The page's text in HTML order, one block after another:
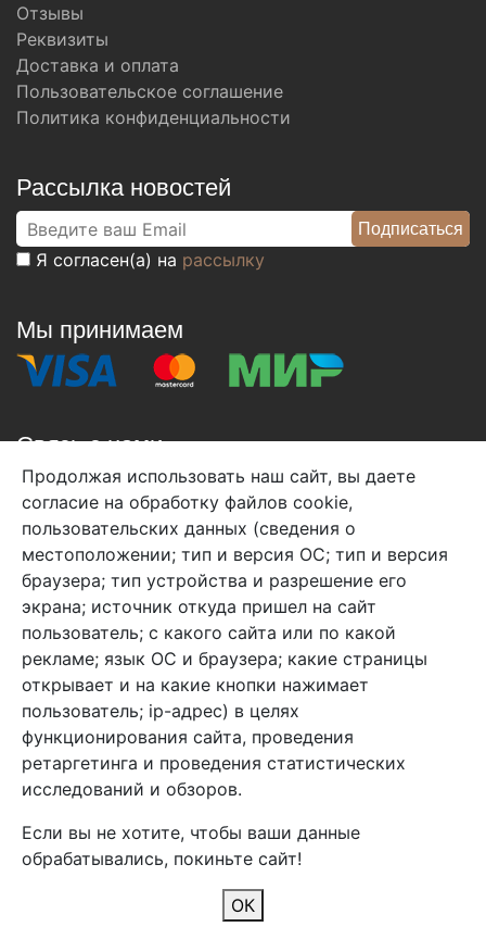
Отзывы
Реквизиты
Доставка и оплата
Пользовательское соглашение
Политика конфиденциальности
Рассылка новостей
Я согласен(а) на рассылку
Мы принимаем
Связь с нами
+7 (495) 933-38-08
info@arben-textile.ru- оптовые продажи
Арбен текстиль г. Щелково, пер.
1-й Советский д.25, владение 2.
Мы в соц. сетях
Продолжая использовать наш сайт, вы даете
согласие на обработку файлов cookie,
пользовательских данных (сведения о
местоположении; тип и версия ОС; тип и версия
браузера; тип устройства и разрешение его
экрана; источник откуда пришел на сайт
пользователь; с какого сайта или по какой
рекламе; язык ОС и браузера; какие страницы
открывает и на какие кнопки нажимает
пользователь; ip-адрес) в целях
функционирования сайта, проведения
ретаргетинга и проведения статистических
исследований и обзоров.
Если вы не хотите, чтобы ваши данные
обрабатывались, покиньте сайт!
ОК